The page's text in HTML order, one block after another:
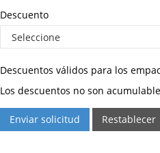
Descuento
Descuentos válidos para los
Los descuentos no son
Enviar solicitud Restablecer